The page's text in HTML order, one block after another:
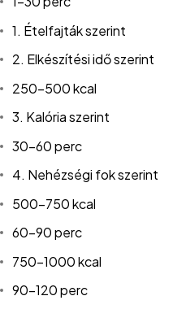
1. Ételfajták szerint
2. Elkészítési idő szerint
250-500 kcal
3. Kalória szerint
30-60 perc
4. Nehézségi fok szerint
500-750 kcal
60-90 perc
750-1000 kcal
90-120 perc